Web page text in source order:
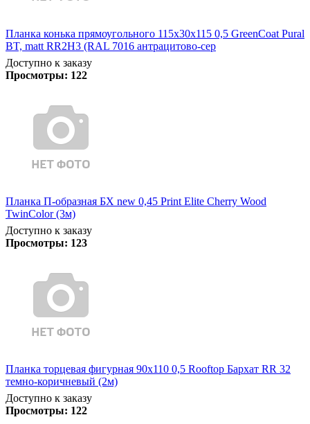
Планка конька прямоугольного 115х30х115 0,5 GreenCoat Pural
BT, matt RR2Н3 (RAL 7016 антрацитово-сер
Доступно к заказу
Просмотры: 122
Планка П-образная БХ new 0,45 Print Elite Cherry Wood
TwinColor (3м)
Доступно к заказу
Просмотры: 123
Планка торцевая фигурная 90х110 0,5 Rooftop Бархат RR 32
темно-коричневый (2м)
Доступно к заказу
Просмотры: 122